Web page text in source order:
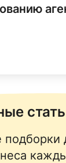
подборки